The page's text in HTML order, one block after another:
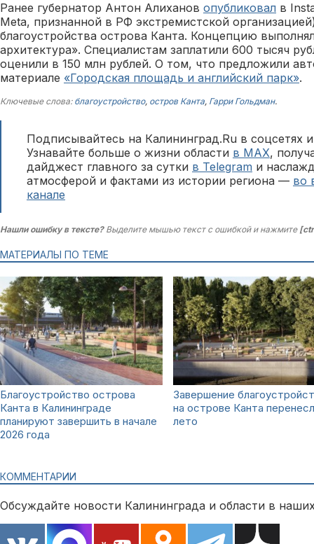
Ранее губернатор Антон Алиханов опубликовал в
Meta, признанной в РФ экстремистской
благоустройства острова Канта. Концепцию
архитектура». Специалистам заплатили 600 тысяч
оценили в 150 млн рублей. О том, что предложили
материале «Городская площадь и английский парк».
Ключевые слова: благоустройство, остров Канта, Гарри Гольдман.
Подписывайтесь на Калининград.Ru в соцсетях
Узнавайте больше о жизни области в MAX,
дайджест главного за сутки в Telegram и
атмосферой и фактами из истории региона — во
канале
Нашли ошибку в тексте?Выделите мышью текст с ошибкой и нажмите
МАТЕРИАЛЫ ПО ТЕМЕ
Благоустройство острова
Канта в Калининграде
планируют завершить в начале
2026 года
Завершение
на острове Канта
лето
КОММЕНТАРИИ
Обсуждайте новости Калининграда и области в